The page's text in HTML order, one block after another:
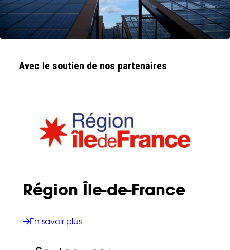
Avec le soutien de nos partenaires
Région Île-de-France
En savoir plus